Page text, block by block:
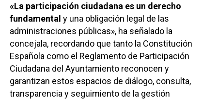
«La participación ciudadana es un derecho
fundamental y una obligación legal de las
administraciones públicas», ha señalado la
concejala, recordando que tanto la Constitución
Española como el Reglamento de Participación
Ciudadana del Ayuntamiento reconocen y
garantizan estos espacios de diálogo, consulta,
transparencia y seguimiento de la gestión